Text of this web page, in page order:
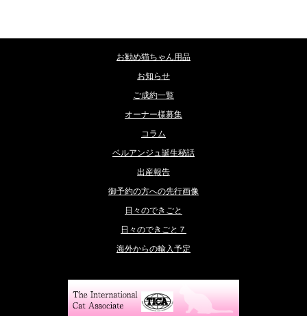
お勧め猫ちゃん用品
お知らせ
ご成約一覧
オーナー様募集
コラム
ベルアンジュ誕生秘話
出産報告
御予約の方への先行画像
日々のできごと
日々のできごと７
海外からの輸入予定